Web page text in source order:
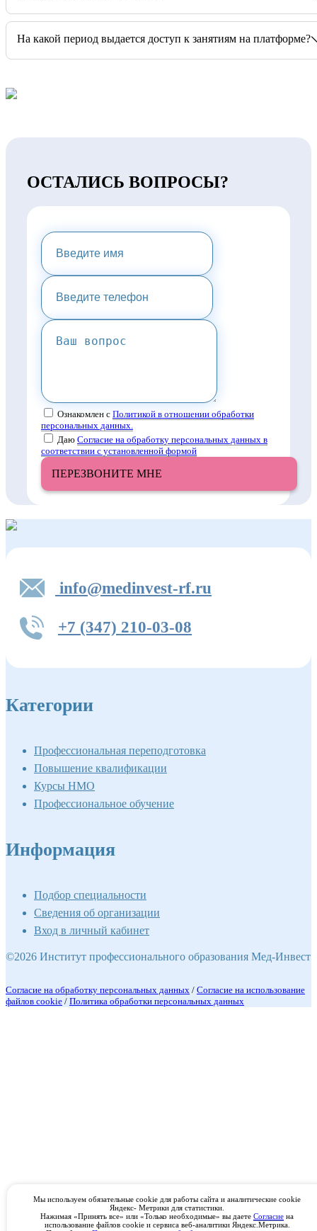
На какой период выдается доступ к занятиям на платформе?
ОСТАЛИСЬ ВОПРОСЫ?
ПРЕДОСТАВИМ ВАМ
КОНСУЛЬТАЦИЮ
Ознакомлен с Политикой в отношении обработки
персональных данных.
Даю Согласие на обработку персональных данных в
соответствии с установленной формой
ПЕРЕЗВОНИТЕ МНЕ
info@medinvest-rf.ru
+7 (347) 210-03-08
Категории
Профессиональная переподготовка
Повышение квалификации
Курсы НМО
Профессиональное обучение
Информация
Подбор специальности
Сведения об организации
Вход в личный кабинет
©2026 Институт профессионального образования Мед-Инвест
Согласие на обработку персональных данных / Согласие на использование
файлов cookie / Политика обработки персональных данных
Мы используем обязательные cookie для работы сайта и аналитические cookie
Яндекс- Метрики для статистики.
Нажимая «Принять все» или «Только необходимые» вы даете Согласие на
использование файлов cookie и сервиса веб-аналитики Яндекс.Метрика.